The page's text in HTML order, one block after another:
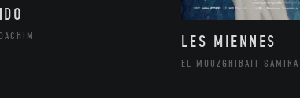
LES MIENNES
EL MOUZGHIBATI SAMIRA